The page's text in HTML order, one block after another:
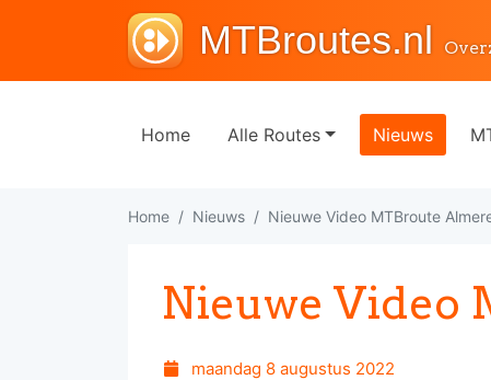
MTBroutes.nl
Home Alle Routes Nieuws
Home Nieuws Nieuwe Video MTBroute
Nieuwe Video
maandag 8 augustus 2022